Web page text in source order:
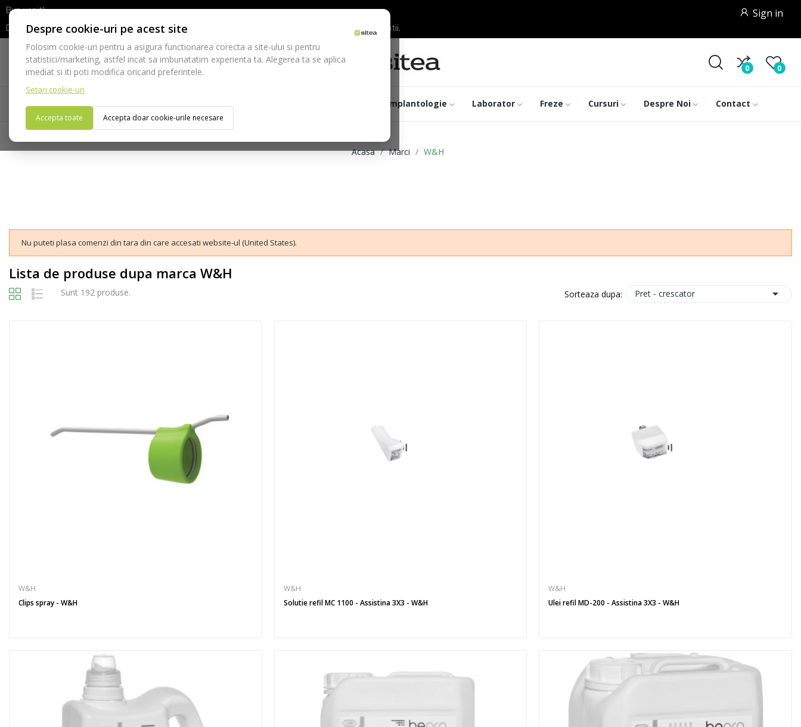
Despre cookie-uri pe acest site
Folosim cookie-uri pentru a asigura functionarea corecta a site-ului si pentru
statistici/marketing, astfel incat sa imbunatatim experienta ta. Alegerea ta se aplica
imediat si iti poti modifica oricand preferintele.
Setari cookie-uri
Accepta toate Accepta doar cookie-urile necesare
Bun venit!
Dupa efectuarea comenzii va rugam sa asteptati confirmarea stocurilor inainte de efectuarea platii.
Sign in
Telefon:
021-528 03 23
0 0
Acasa Consumabile Echipamente Implantologie Laborator Freze Cursuri Despre Noi Contact
Acasa Marci W&H
Nu puteti plasa comenzi din tara din care accesati website-ul (United States).
Lista de produse dupa marca W&H
Sunt 192 produse. Sorteaza dupa: Pret - crescator 
W&H
Clips spray - W&H
W&H
Solutie refil MC 1100 - Assistina 3X3 - W&H
W&H
Ulei refil MD-200 - Assistina 3X3 - W&H